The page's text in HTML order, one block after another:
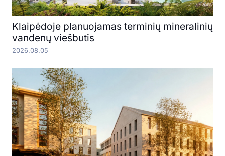
Klaipėdoje planuojamas terminių mineralinių
vandenų viešbutis
2026.08.05